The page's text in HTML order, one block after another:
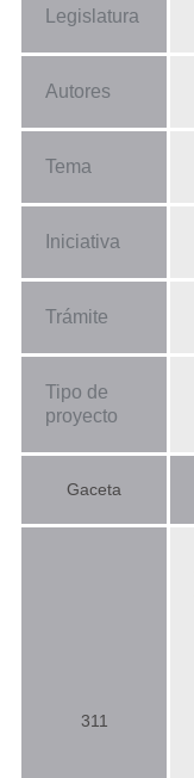
Legislatura
Autores
Tema
Iniciativa
Trámite
Tipo de
proyecto
Gaceta
311